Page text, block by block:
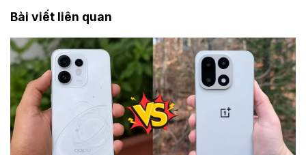
Bài viết liên quan